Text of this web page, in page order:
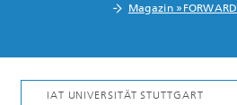
Magazin »FORWARD